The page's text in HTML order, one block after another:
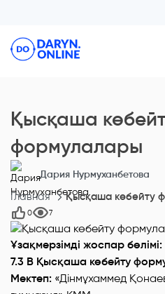
Қысқаша
формулалары
Дария Нурмуханбетова
Главная Қысқаша көбейту
0 7
Ұзақмерзімді жоспар бөлімі:
7.3 В Қысқаша көбейту
Мектеп: «Дінмұхаммед